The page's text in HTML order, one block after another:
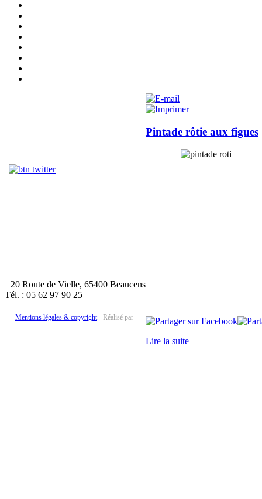
Pintade rôtie aux figues
Lire la suite
20 Route de Vielle, 65400 Beaucens
Tél. : 05 62 97 90 25
Mentions légales & copyright- Réalisé par